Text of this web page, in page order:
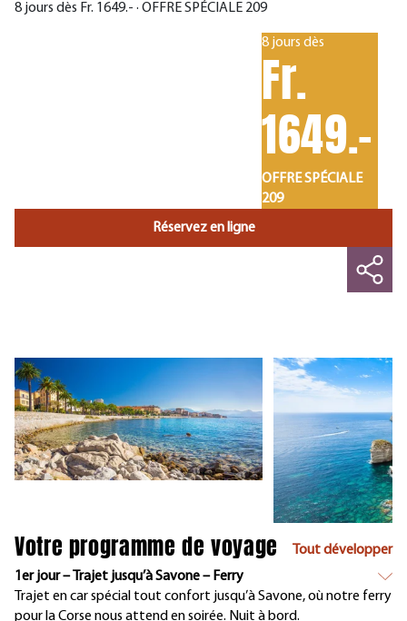
8 jours dès Fr. 1649.- · OFFRE SPÉCIALE 209
8 jours dès
Fr.
1649.-
OFFRE SPÉCIALE
209
Réservez en ligne
Votre programme de voyage
Tout développer
1er jour – Trajet jusqu’à Savone – Ferry
Trajet en car spécial tout confort jusqu’à Savone, où notre ferry
pour la Corse nous attend en soirée. Nuit à bord.